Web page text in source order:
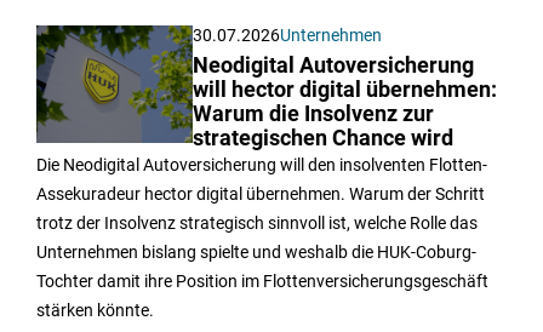
30.07.2026Unternehmen
Neodigital Autoversicherung
will hector digital übernehmen:
Warum die Insolvenz zur
strategischen Chance wird
Die Neodigital Autoversicherung will den insolventen Flotten-
Assekuradeur hector digital übernehmen. Warum der Schritt
trotz der Insolvenz strategisch sinnvoll ist, welche Rolle das
Unternehmen bislang spielte und weshalb die HUK-Coburg-
Tochter damit ihre Position im Flottenversicherungsgeschäft
stärken könnte.